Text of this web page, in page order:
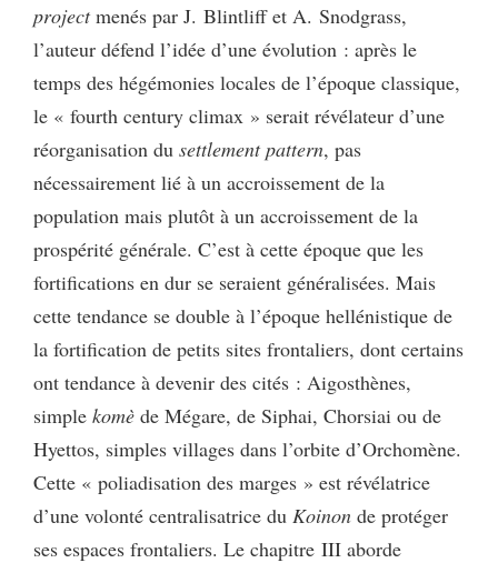
projectmenés par J. Blintliff et A. Snodgrass,
l’auteur défend l’idée d’une évolution : après le
temps des hégémonies locales de l’époque classique,
le « fourth century climax » serait révélateur d’une
réorganisation du settlement pattern, pas
nécessairement lié à un accroissement de la
population mais plutôt à un accroissement de la
prospérité générale. C’est à cette époque que les
fortifications en dur se seraient généralisées. Mais
cette tendance se double à l’époque hellénistique de
la fortification de petits sites frontaliers, dont certains
ont tendance à devenir des cités : Aigosthènes,
simple komè de Mégare, de Siphai, Chorsiai ou de
Hyettos, simples villages dans l’orbite d’Orchomène.
Cette « poliadisation des marges » est révélatrice
d’une volonté centralisatrice du Koinon de protéger
ses espaces frontaliers. Le chapitre III aborde